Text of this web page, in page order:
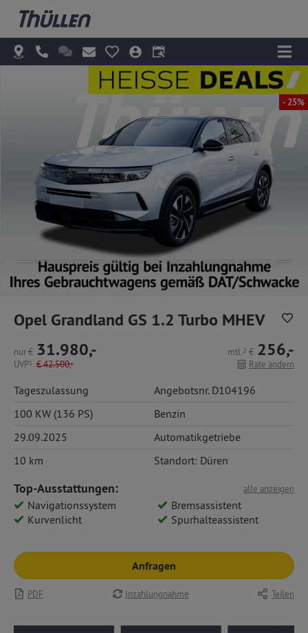
- 25%
Opel Grandland GS 1.2 Turbo MHEV
nur€ 31.980,-
UVP1 €42.500,-
mtl.2 € 256,-
Rate ändern
Tageszulassung
Angebotsnr. D104196
100 KW (136 PS)
Benzin
29.09.2025
Automatikgetriebe
10 km
Standort: Düren
alle anzeigen
Top-Ausstattungen:
Navigationssystem
Bremsassistent
Kurvenlicht
Spurhalteassistent
Anfragen
PDF Inzahlungnahme Teilen